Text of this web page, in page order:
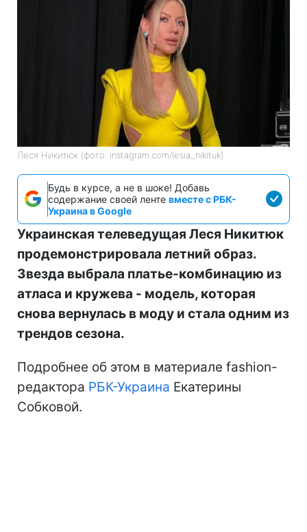
Леся Никитюк (фото: instagram.com/lesia_nikituk)
Будь в курсе, а не в шоке! Добавь
содержание своей ленте вместе с РБК-
Украина в Google
Украинская телеведущая Леся Никитюк
продемонстрировала летний образ.
Звезда выбрала платье-комбинацию из
атласа и кружева - модель, которая
снова вернулась в моду и стала одним из
трендов сезона.
Подробнее об этом в материале fashion-
редактора РБК-Украина Екатерины
Собковой.